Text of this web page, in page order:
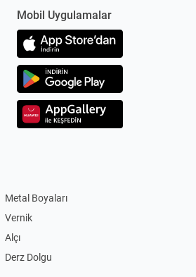
Mobil Uygulamalar
Metal Boyaları
Vernik
Alçı
Derz Dolgu